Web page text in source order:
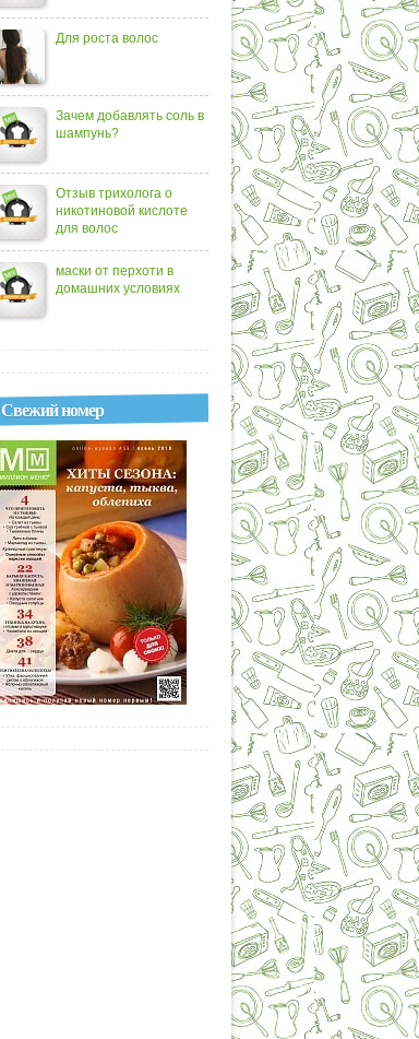
Для роста волос
Зачем добавлять соль в
шампунь?
Отзыв трихолога о
никотиновой кислоте
для волос
маски от перхоти в
домашних условиях
Свежий номер